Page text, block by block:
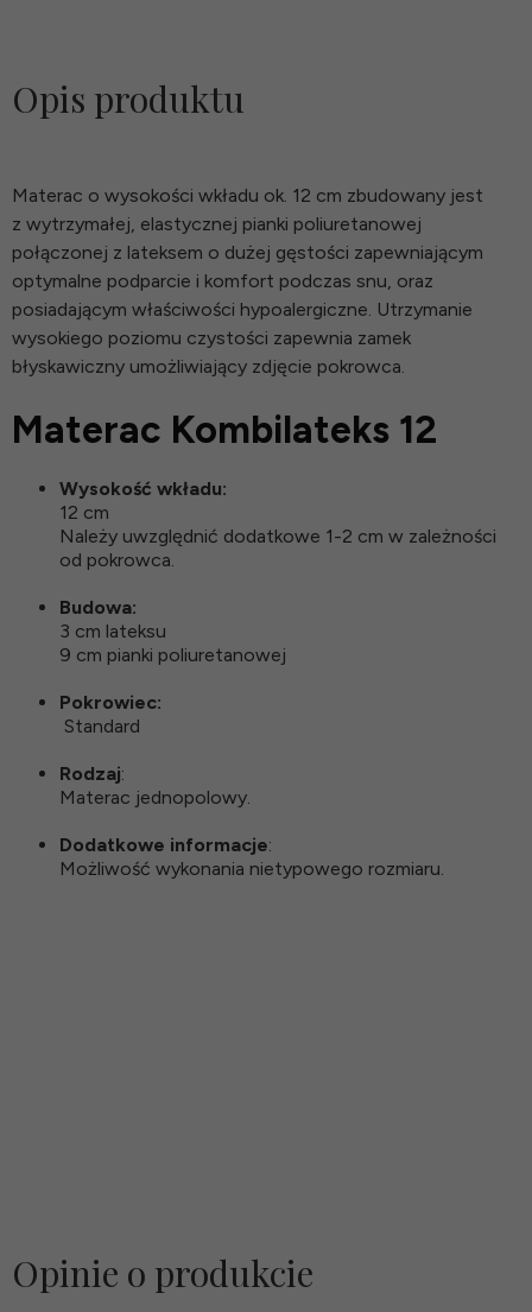
Opis produktu
Materac o wysokości wkładu ok. 12 cm zbudowany jest
z wytrzymałej, elastycznej pianki poliuretanowej
połączonej z lateksem o dużej gęstości zapewniającym
optymalne podparcie i komfort podczas snu, oraz
posiadającym właściwości hypoalergiczne. Utrzymanie
wysokiego poziomu czystości zapewnia zamek
błyskawiczny umożliwiający zdjęcie pokrowca.
Materac Kombilateks 12
Wysokość wkładu:
12 cm
Należy uwzględnić dodatkowe 1-2 cm w zależności
od pokrowca.
Budowa:
3 cm lateksu
9 cm pianki poliuretanowej
Pokrowiec:
Standard
Rodzaj:
Materac jednopolowy.
Dodatkowe informacje:
Możliwość wykonania nietypowego rozmiaru.
Opinie o produkcie